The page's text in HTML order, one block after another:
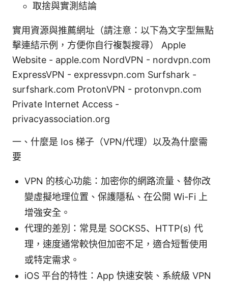
取捨與實測結論
實用資源與推薦網址（請注意：以下為文字型無點
擊連結示例，方便你自行複製搜尋） Apple
Website - apple.com NordVPN - nordvpn.com
ExpressVPN - expressvpn.com Surfshark -
surfshark.com ProtonVPN - protonvpn.com
Private Internet Access -
privacyassociation.org
一、什麼是 Ios 梯子（VPN/代理）以及為什麼需
要
VPN 的核心功能：加密你的網路流量、替你改
變虛擬地理位置、保護隱私、在公開 Wi-Fi 上
增強安全。
代理的差別：常見是 SOCKS5、HTTP(s) 代
理，速度通常較快但加密不足，適合短暫使用
或特定需求。
iOS 平台的特性：App 快速安裝、系統級 VPN